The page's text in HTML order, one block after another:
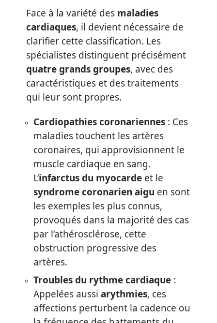
Face à la variété des maladies
cardiaques, il devient nécessaire de
clarifier cette classification. Les
spécialistes distinguent précisément
quatre grands groupes, avec des
caractéristiques et des traitements
qui leur sont propres.
Cardiopathies coronariennes : Ces
maladies touchent les artères
coronaires, qui approvisionnent le
muscle cardiaque en sang.
L’infarctus du myocarde et le
syndrome coronarien aigu en sont
les exemples les plus connus,
provoqués dans la majorité des cas
par l’athérosclérose, cette
obstruction progressive des
artères.
Troubles du rythme cardiaque :
Appelées aussi arythmies, ces
affections perturbent la cadence ou